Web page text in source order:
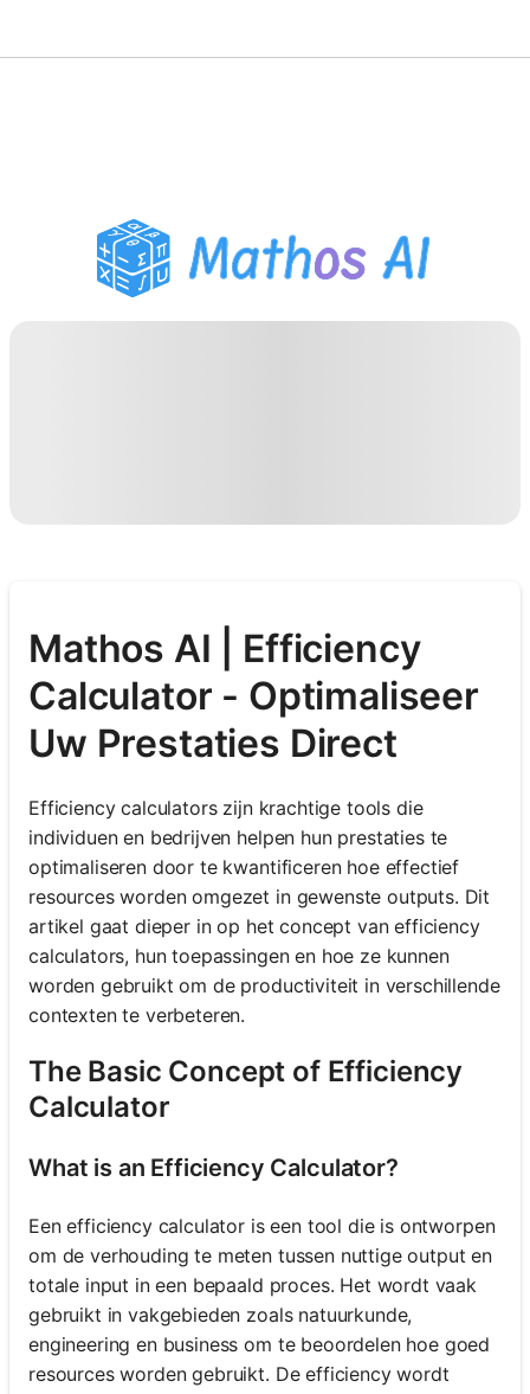
PDF Huiswerk Helper
Studietools
Mathos AI | Efficiency
Calculator - Optimaliseer
Uw Prestaties Direct
Efficiency calculators zijn krachtige tools die
individuen en bedrijven helpen hun prestaties te
optimaliseren door te kwantificeren hoe effectief
resources worden omgezet in gewenste outputs. Dit
artikel gaat dieper in op het concept van efficiency
calculators, hun toepassingen en hoe ze kunnen
worden gebruikt om de productiviteit in verschillende
contexten te verbeteren.
The Basic Concept of Efficiency
Calculator
What is an Efficiency Calculator?
Een efficiency calculator is een tool die is ontworpen
om de verhouding te meten tussen nuttige output en
totale input in een bepaald proces. Het wordt vaak
gebruikt in vakgebieden zoals natuurkunde,
engineering en business om te beoordelen hoe goed
resources worden gebruikt. De efficiency wordt